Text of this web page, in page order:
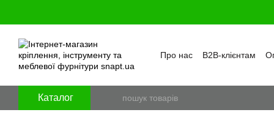
Про нас B2B-клієнтам
Каталог